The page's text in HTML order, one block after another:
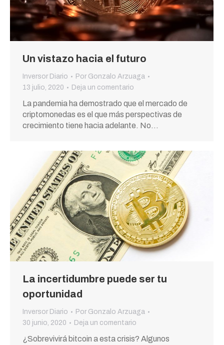
Un vistazo hacia el futuro
Inversor Diario Por Gonzalo Arzuaga
13 julio, 2020
Deja un comentario
La pandemia ha demostrado que el mercado de
criptomonedas es el que más perspectivas de
crecimiento tiene hacia adelante. No…
La incertidumbre puede ser tu
oportunidad
Inversor Diario Por Gonzalo Arzuaga
30 junio, 2020
Deja un comentario
¿Sobrevivirá bitcoin a esta crisis? Algunos